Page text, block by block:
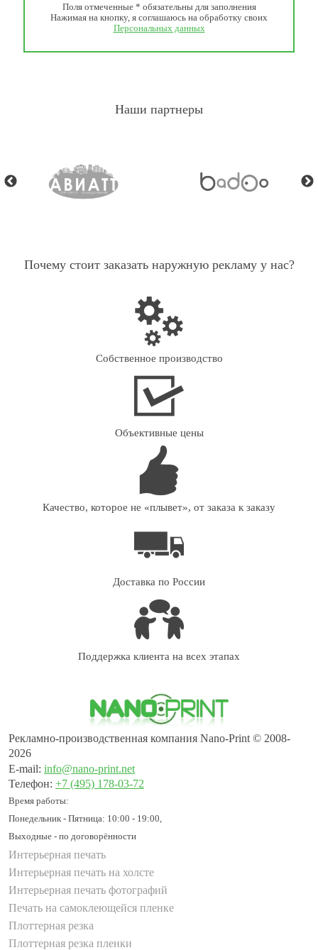
Поля отмеченные * обязательны для заполнения
Нажимая на кнопку, я соглашаюсь на обработку своих
Персональных данных
Наши партнеры
Почему стоит заказать наружную рекламу у нас?
Собственное производство
Объективные цены
Качество, которое не «плывет», от заказа к заказу
Доставка по России
Поддержка клиента на всех этапах
Рекламно-производственная компания Nano-Print © 2008-
2026
E-mail: info@nano-print.net
Телефон: +7 (495) 178-03-72
Время работы:
Понедельник - Пятница: 10:00 - 19:00,
Выходные - по договорённости
Интерьерная печать
Интерьерная печать на холсте
Интерьерная печать фотографий
Печать на самоклеющейся пленке
Плоттерная резка
Плоттерная резка пленки